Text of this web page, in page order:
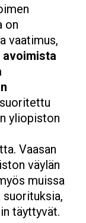
on
vaatimus,
avoimista
yliopiston
Vaasan
väylän
muissa
täyttyvät.